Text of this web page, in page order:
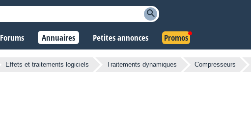
Forums Annuaires Petites annonces Promos
Effets et traitements logiciels Traitements dynamiques Compresseurs